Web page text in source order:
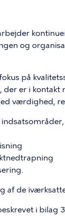
og
på
er i
værdighed,
af de
i bilag